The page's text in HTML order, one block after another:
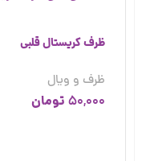
ظرف کریستال قلبی
ظرف و ویال
50,000 تومان